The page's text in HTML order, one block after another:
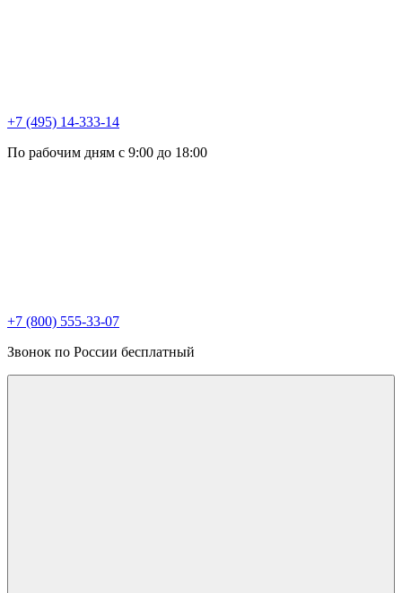
+7 (495) 14-333-14
По рабочим дням с 9:00 до 18:00
+7 (800) 555-33-07
Звонок по России бесплатный